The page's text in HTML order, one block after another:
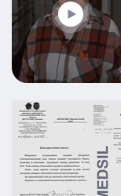
19.08.2025
Плана
АТЗ
01.03.2026